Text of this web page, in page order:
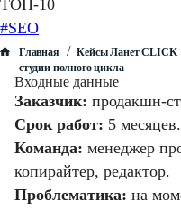
ТОП-10
#SEO
Главная / Кейсы Ланет CLICK
студии полного цикла
Входные данные
Заказчик: продакшн-
Срок работ: 5 месяцев.
Команда: менеджер
копирайтер, редактор.
Проблематика: на